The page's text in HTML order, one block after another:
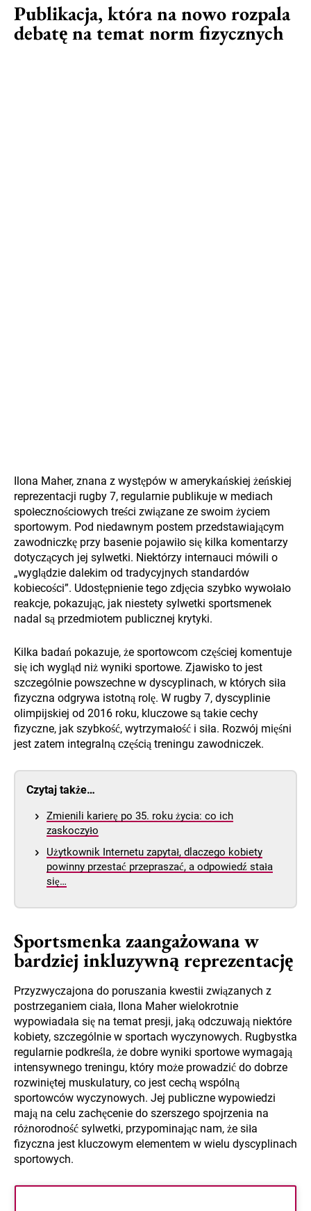
Publikacja, która na nowo rozpala
debatę na temat norm fizycznych
Ilona Maher, znana z występów w amerykańskiej żeńskiej
reprezentacji rugby 7, regularnie publikuje w mediach
społecznościowych treści związane ze swoim życiem
sportowym. Pod niedawnym postem przedstawiającym
zawodniczkę przy basenie pojawiło się kilka komentarzy
dotyczących jej sylwetki. Niektórzy internauci mówili o
„wyglądzie dalekim od tradycyjnych standardów
kobiecości”. Udostępnienie tego zdjęcia szybko wywołało
reakcje, pokazując, jak niestety sylwetki sportsmenek
nadal są przedmiotem publicznej krytyki.
Kilka badań pokazuje, że sportowcom częściej komentuje
się ich wygląd niż wyniki sportowe. Zjawisko to jest
szczególnie powszechne w dyscyplinach, w których siła
fizyczna odgrywa istotną rolę. W rugby 7, dyscyplinie
olimpijskiej od 2016 roku, kluczowe są takie cechy
fizyczne, jak szybkość, wytrzymałość i siła. Rozwój mięśni
jest zatem integralną częścią treningu zawodniczek.
Czytaj także…
Zmienili karierę po 35. roku życia: co ich
zaskoczyło
Użytkownik Internetu zapytał, dlaczego kobiety
powinny przestać przepraszać, a odpowiedź stała
się…
Sportsmenka zaangażowana w
bardziej inkluzywną reprezentację
Przyzwyczajona do poruszania kwestii związanych z
postrzeganiem ciała, Ilona Maher wielokrotnie
wypowiadała się na temat presji, jaką odczuwają niektóre
kobiety, szczególnie w sportach wyczynowych. Rugbystka
regularnie podkreśla, że dobre wyniki sportowe wymagają
intensywnego treningu, który może prowadzić do dobrze
rozwiniętej muskulatury, co jest cechą wspólną
sportowców wyczynowych. Jej publiczne wypowiedzi
mają na celu zachęcenie do szerszego spojrzenia na
różnorodność sylwetki, przypominając nam, że siła
fizyczna jest kluczowym elementem w wielu dyscyplinach
sportowych.